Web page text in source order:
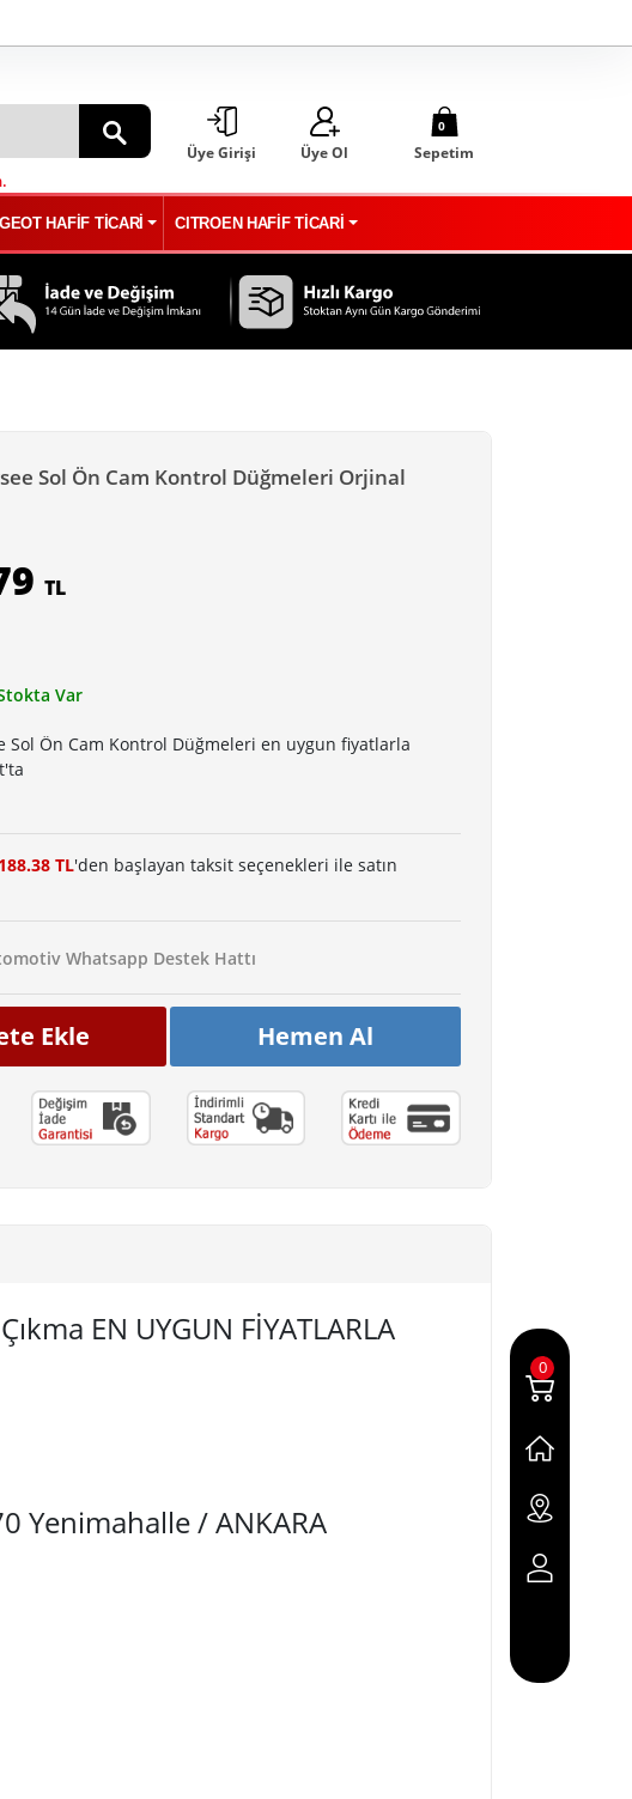
Üye Girişi Üye Ol
0
Sepetim
HAFİF TİCARİ CITROEN HAFİF TİCARİ
Sol Ön Cam Kontrol Düğmeleri Orjinal
TL
Var
Sol Ön Cam Kontrol Düğmeleri en uygun fiyatlarla
188.38 TL'den başlayan taksit seçenekleri ile satın
Whatsapp Destek Hattı
Ekle Hemen Al
EN UYGUN FİYATLARLA
Yenimahalle / ANKARA
0